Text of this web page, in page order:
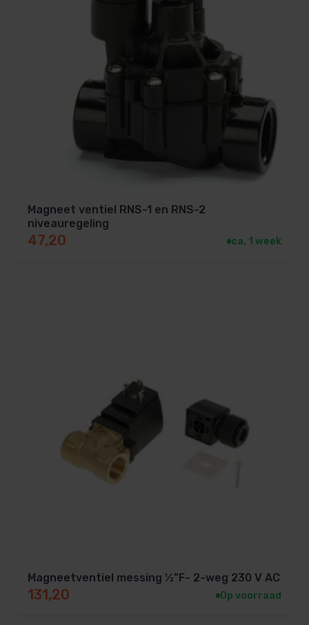
Magneet ventiel RNS-1 en RNS-2
niveauregeling
47,20 ca. 1 week
Magneetventiel messing ½”F- 2-weg 230 V AC
131,20 Op voorraad